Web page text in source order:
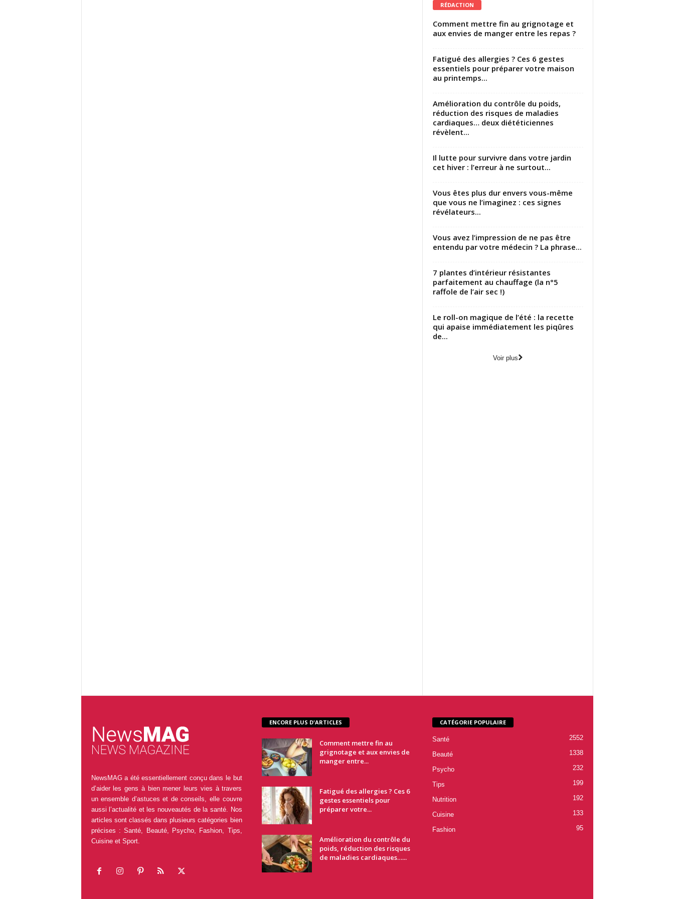
RÉDACTION
Comment mettre fin au grignotage et
aux envies de manger entre les repas ?
Fatigué des allergies ? Ces 6 gestes
essentiels pour préparer votre maison
au printemps...
Amélioration du contrôle du poids,
réduction des risques de maladies
cardiaques… deux diététiciennes
révèlent...
Il lutte pour survivre dans votre jardin
cet hiver : l’erreur à ne surtout...
Vous êtes plus dur envers vous-même
que vous ne l’imaginez : ces signes
révélateurs...
Vous avez l’impression de ne pas être
entendu par votre médecin ? La phrase...
7 plantes d’intérieur résistantes
parfaitement au chauffage (la n°5
raffole de l’air sec !)
Le roll-on magique de l’été : la recette
qui apaise immédiatement les piqûres
de...
Voir plus
NewsMAG a été essentiellement conçu dans le but
d’aider les gens à bien mener leurs vies à travers
un ensemble d’astuces et de conseils, elle couvre
aussi l’actualité et les nouveautés de la santé. Nos
articles sont classés dans plusieurs catégories bien
précises : Santé, Beauté, Psycho, Fashion, Tips,
Cuisine et Sport.
ENCORE PLUS D'ARTICLES
Comment mettre fin au
grignotage et aux envies de
manger entre...
Fatigué des allergies ? Ces 6
gestes essentiels pour
préparer votre...
Amélioration du contrôle du
poids, réduction des risques
de maladies cardiaques…...
CATÉGORIE POPULAIRE
Santé 2552
Beauté 1338
Psycho 232
Tips 199
Nutrition 192
Cuisine 133
Fashion 95